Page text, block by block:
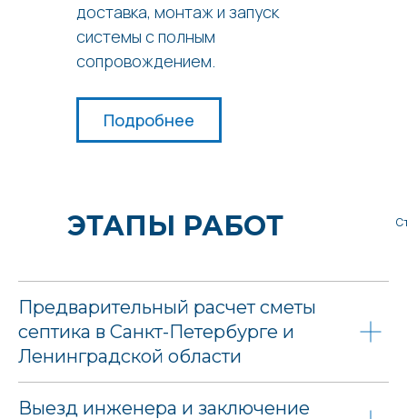
доставка, монтаж и запуск
системы с полным
сопровождением.
Подробнее
ЭТАПЫ РАБОТ
Предварительный расчет сметы
септика в Санкт-Петербурге и
Ленинградской области
Выезд инженера и заключение